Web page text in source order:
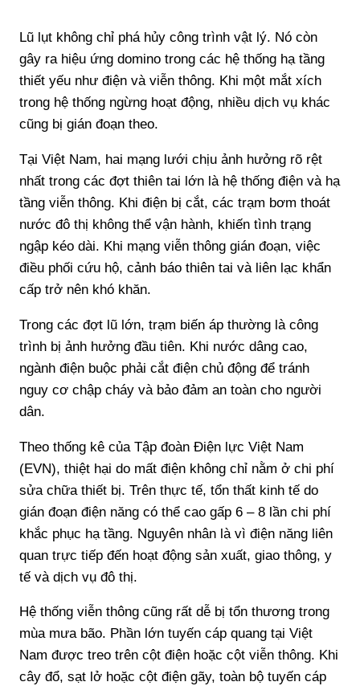
Lũ lụt không chỉ phá hủy công trình vật lý. Nó còn
gây ra hiệu ứng domino trong các hệ thống hạ tầng
thiết yếu như điện và viễn thông. Khi một mắt xích
trong hệ thống ngừng hoạt động, nhiều dịch vụ khác
cũng bị gián đoạn theo.
Tại Việt Nam, hai mạng lưới chịu ảnh hưởng rõ rệt
nhất trong các đợt thiên tai lớn là hệ thống điện và hạ
tầng viễn thông. Khi điện bị cắt, các trạm bơm thoát
nước đô thị không thể vận hành, khiến tình trạng
ngập kéo dài. Khi mạng viễn thông gián đoạn, việc
điều phối cứu hộ, cảnh báo thiên tai và liên lạc khẩn
cấp trở nên khó khăn.
Trong các đợt lũ lớn, trạm biến áp thường là công
trình bị ảnh hưởng đầu tiên. Khi nước dâng cao,
ngành điện buộc phải cắt điện chủ động để tránh
nguy cơ chập cháy và bảo đảm an toàn cho người
dân.
Theo thống kê của Tập đoàn Điện lực Việt Nam
(EVN), thiệt hại do mất điện không chỉ nằm ở chi phí
sửa chữa thiết bị. Trên thực tế, tổn thất kinh tế do
gián đoạn điện năng có thể cao gấp 6 – 8 lần chi phí
khắc phục hạ tầng. Nguyên nhân là vì điện năng liên
quan trực tiếp đến hoạt động sản xuất, giao thông, y
tế và dịch vụ đô thị.
Hệ thống viễn thông cũng rất dễ bị tổn thương trong
mùa mưa bão. Phần lớn tuyến cáp quang tại Việt
Nam được treo trên cột điện hoặc cột viễn thông. Khi
cây đổ, sạt lở hoặc cột điện gãy, toàn bộ tuyến cáp